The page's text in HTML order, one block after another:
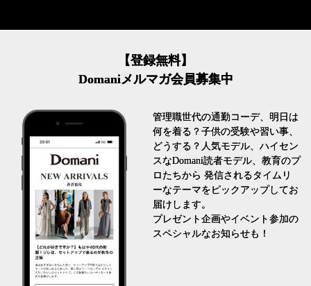
【登録無料】
Domaniメルマガ会員募集中
管理職世代の通勤コーデ、明日は
何を着る？子供の受験や習い事、
どうする？人気モデル、ハイセン
スなDomani読者モデル、教育のプ
ロたちから 発信されるタイムリ
ーなテーマをピックアップしてお
届けします。
プレゼント企画やイベント参加の
スペシャルなお知らせも！